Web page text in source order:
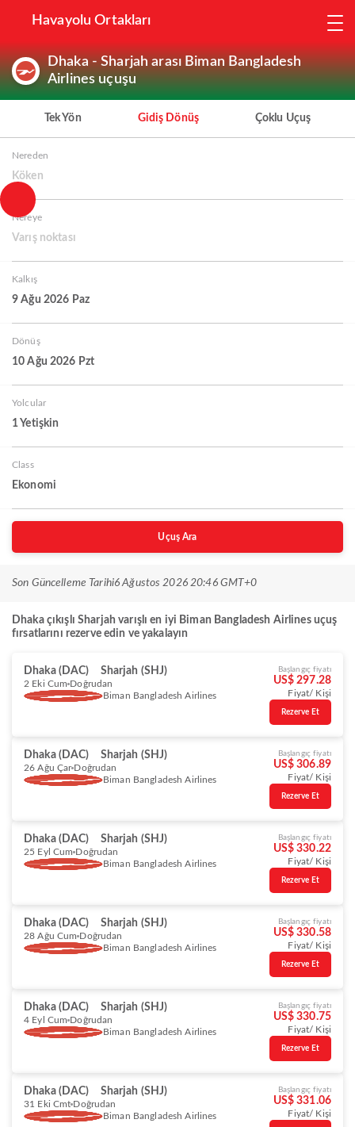
Havayolu Ortakları
Dhaka - Sharjah arası Biman Bangladesh
Airlines uçuşu
Tek Yön Gidiş Dönüş Çoklu Uçuş
Nereden
Köken
Nereye
Varış noktası
Kalkış
9 Ağu 2026 Paz
Dönüş
10 Ağu 2026 Pzt
Yolcular
1 Yetişkin
Class
Ekonomi
Uçuş Ara
Son Güncelleme Tarihi6 Ağustos 2026 20:46 GMT+0
Dhaka çıkışlı Sharjah varışlı en iyi Biman Bangladesh Airlines uçuş
fırsatlarını rezerve edin ve yakalayın
Dhaka (DAC) Sharjah (SHJ)
2 Eki Cum Doğrudan
Biman Bangladesh Airlines
Başlangıç fiyatı
US$ 297.28
Fiyat/ Kişi
Rezerve Et
Dhaka (DAC) Sharjah (SHJ)
26 Ağu Çar Doğrudan
Biman Bangladesh Airlines
Başlangıç fiyatı
US$ 306.89
Fiyat/ Kişi
Rezerve Et
Dhaka (DAC) Sharjah (SHJ)
25 Eyl Cum Doğrudan
Biman Bangladesh Airlines
Başlangıç fiyatı
US$ 330.22
Fiyat/ Kişi
Rezerve Et
Dhaka (DAC) Sharjah (SHJ)
28 Ağu Cum Doğrudan
Biman Bangladesh Airlines
Başlangıç fiyatı
US$ 330.58
Fiyat/ Kişi
Rezerve Et
Dhaka (DAC) Sharjah (SHJ)
4 Eyl Cum Doğrudan
Biman Bangladesh Airlines
Başlangıç fiyatı
US$ 330.75
Fiyat/ Kişi
Rezerve Et
Dhaka (DAC) Sharjah (SHJ)
31 Eki Cmt Doğrudan
Biman Bangladesh Airlines
Başlangıç fiyatı
US$ 331.06
Fiyat/ Kişi